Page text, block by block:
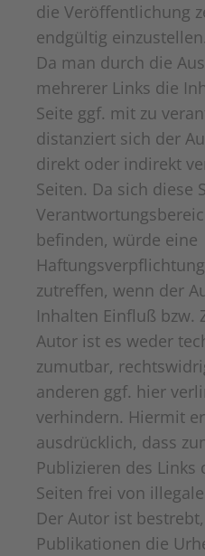
die Veröffentlichung
endgültig einzustellen.
Da man durch die
mehrerer Links die
Seite ggf. mit zu
distanziert sich der
direkt oder indirekt
Seiten. Da sich diese
befinden, würde eine
zutreffen, wenn der
Inhalten Einfluß bzw.
Autor ist es weder
zumutbar,
anderen ggf. hier
verhindern. Hiermit
ausdrücklich, dass
Publizieren des Links
Seiten frei von
Der Autor ist
Publikationen die